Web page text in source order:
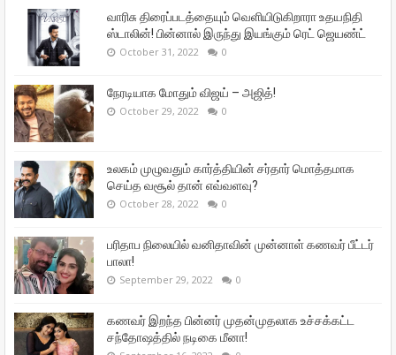
வாரிசு திரைப்படத்தையும் வெளியிடுகிறாரா உதயநிதி
ஸ்டாலின்! பின்னால் இருந்து இயங்கும் ரெட் ஜெயண்ட்
October 31, 2022 0
நேரடியாக மோதும் விஜய் – அஜித்!
October 29, 2022 0
உலகம் முழுவதும் கார்த்தியின் சர்தார் மொத்தமாக
செய்த வசூல் தான் எவ்வளவு?
October 28, 2022 0
பரிதாப நிலையில் வனிதாவின் முன்னாள் கணவர் பீட்டர்
பாலா!
September 29, 2022 0
கணவர் இறந்த பின்னர் முதன்முதலாக உச்சக்கட்ட
சந்தோஷத்தில் நடிகை மீனா!